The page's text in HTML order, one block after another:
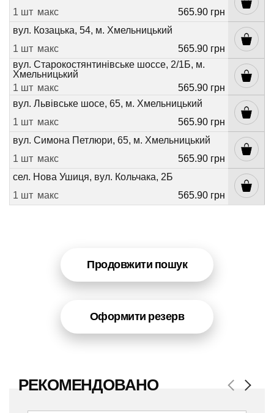
1 шт макс
565.90 грн
вул. Козацька, 54, м. Хмельницький
1 шт макс
565.90 грн
вул. Старокостянтинівське шоссе, 2/1Б, м.
Хмельницький
1 шт макс
565.90 грн
вул. Львівське шосе, 65, м. Хмельницький
1 шт макс
565.90 грн
вул. Симона Петлюри, 65, м. Хмельницький
1 шт макс
565.90 грн
сел. Нова Ушиця, вул. Кольчака, 2Б
1 шт макс 565.90 грн
Продовжити пошук
Оформити резерв
РЕКОМЕНДОВАНО Previous
Next